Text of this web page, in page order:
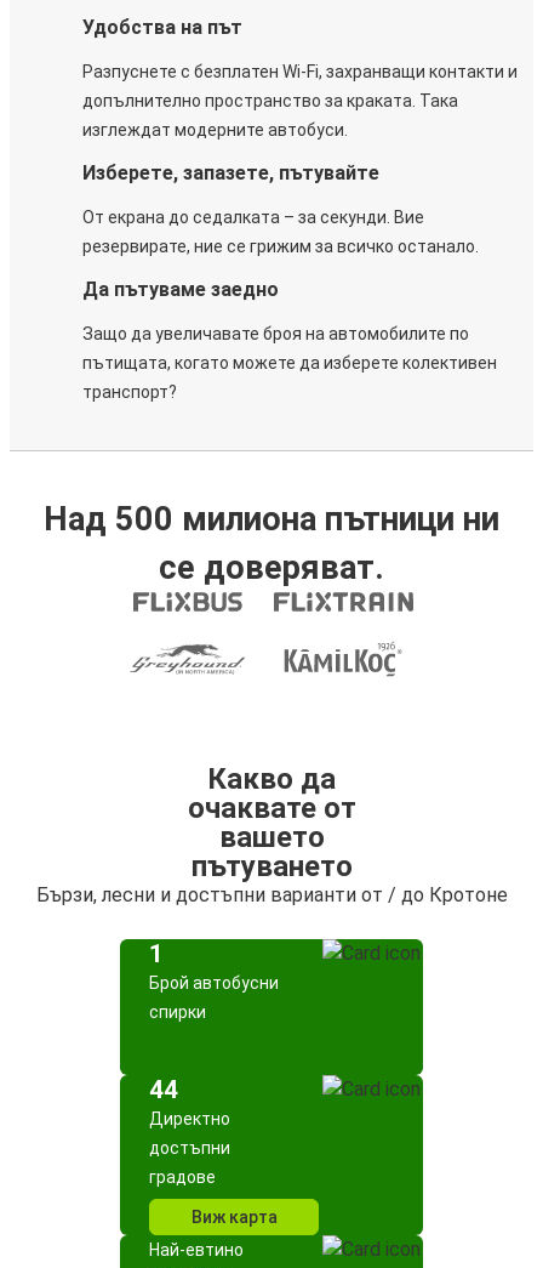
Удобства на път
Разпуснете с безплатен Wi-Fi, захранващи контакти и
допълнително пространство за краката. Така
изглеждат модерните автобуси.
Изберете, запазете, пътувайте
От екрана до седалката – за секунди. Вие
резервирате, ние се грижим за всичко останало.
Да пътуваме заедно
Защо да увеличавате броя на автомобилите по
пътищата, когато можете да изберете колективен
транспорт?
Над 500 милиона пътници ни
се доверяват.
Какво да
очаквате от
вашето
пътуването
Бързи, лесни и достъпни варианти от / до Кротоне
1
Брой автобусни
спирки
44
Директно
достъпни
градове
Виж карта
Най-евтино